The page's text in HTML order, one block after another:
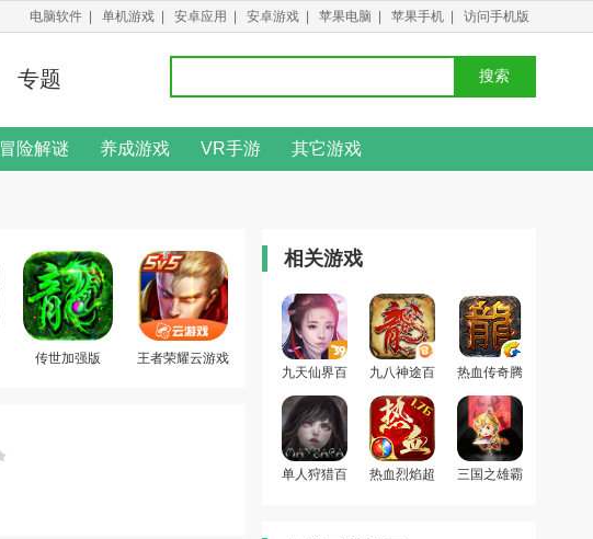
电脑软件 单机游戏 安卓应用 安卓游戏 苹果电脑 苹果手机 访问手机版
专题 搜索
冒险解谜 养成游戏 VR手游 其它游戏
传世加强版 王者荣耀云游戏
相关游戏
九天仙界百
九八神途百
热血传奇腾
单人狩猎百
热血烈焰超
三国之雄霸